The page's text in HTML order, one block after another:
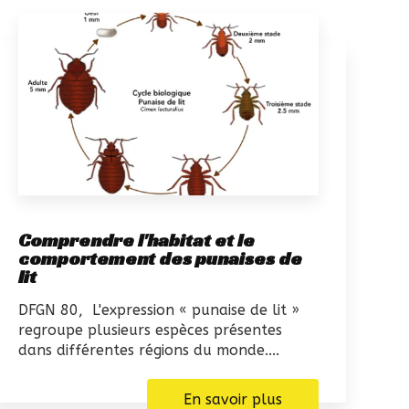
Comprendre l'habitat et le
comportement des punaises de
lit
DFGN 80, L'expression « punaise de lit »
regroupe plusieurs espèces présentes
dans différentes régions du monde....
En savoir plus